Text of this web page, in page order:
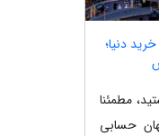
دنیا؛
مطمئنا
حسابی